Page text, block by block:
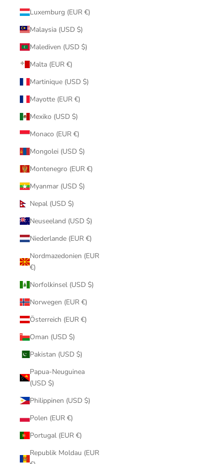
Luxemburg (EUR €)
Malaysia (USD $)
Malediven (USD $)
Malta (EUR €)
Martinique (USD $)
Mayotte (EUR €)
Mexiko (USD $)
Monaco (EUR €)
Mongolei (USD $)
Montenegro (EUR €)
Myanmar (USD $)
Nepal (USD $)
Neuseeland (USD $)
Niederlande (EUR €)
Nordmazedonien (EUR
€)
Norfolkinsel (USD $)
Norwegen (EUR €)
Österreich (EUR €)
Oman (USD $)
Pakistan (USD $)
Papua-Neuguinea
(USD $)
Philippinen (USD $)
Polen (EUR €)
Portugal (EUR €)
Republik Moldau (EUR